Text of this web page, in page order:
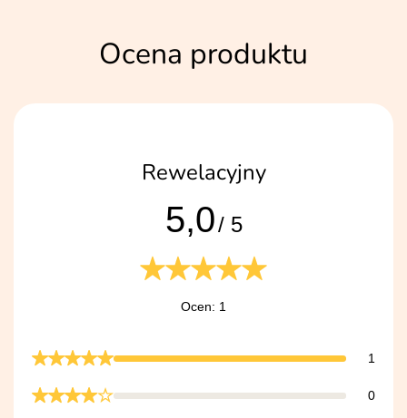
Ocena produktu
Rewelacyjny
5,0/ 5
Ocen: 1
1
0